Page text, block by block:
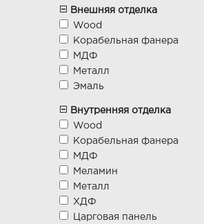
Внешняя отделка
Wood
Корабельная фанера
МДФ
Металл
Эмаль
Внутренняя отделка
Wood
Корабельная фанера
МДФ
Меламин
Металл
ХДФ
Царговая панель